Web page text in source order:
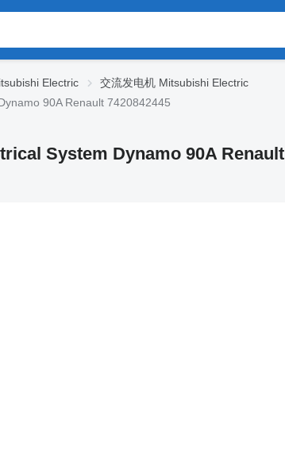
Electric
交流发电机 Mitsubishi Electric
90A Renault 7420842445
System Dynamo 90A Renault